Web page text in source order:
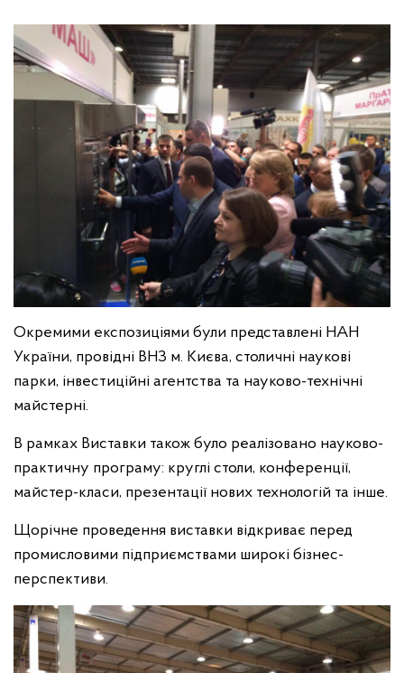
Окремими експозиціями були представлені НАН
України, провідні ВНЗ м. Києва, столичні наукові
парки, інвестиційні агентства та науково-технічні
майстерні.
В рамках Виставки також було реалізовано науково-
практичну програму: круглі столи, конференції,
майстер-класи, презентації нових технологій та інше.
Щорічне проведення виставки відкриває перед
промисловими підприємствами широкі бізнес-
перспективи.